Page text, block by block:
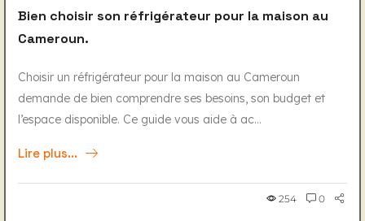
Bien choisir son réfrigérateur pour la maison au
Cameroun.
Choisir un réfrigérateur pour la maison au Cameroun
demande de bien comprendre ses besoins, son budget et
l’espace disponible. Ce guide vous aide à ac...
Lire plus...
254 0